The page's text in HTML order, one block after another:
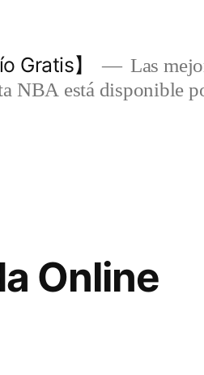
Gratis】
Las
NBA está disponible
Online